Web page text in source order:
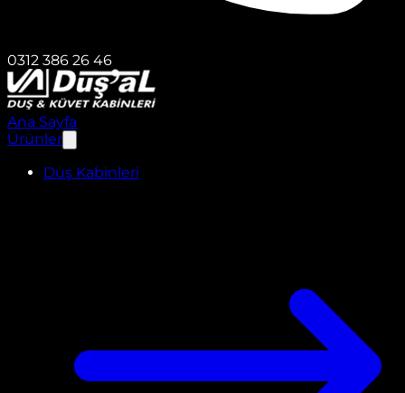
0312 386 26 46
Ana Sayfa
Ürünler
Duş Kabinleri